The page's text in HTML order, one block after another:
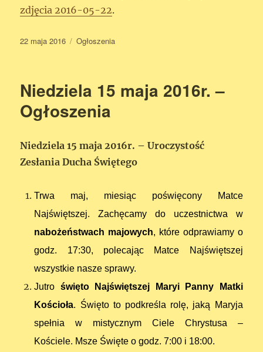
zdjęcia 2016-05-22.
Data
22 maja 2016 Kategorie
Ogłoszenia
Niedziela 15 maja 2016r. –
Ogłoszenia
Niedziela 15 maja 2016r. – Uroczystość
Zesłania Ducha Świętego
Trwa maj, miesiąc poświęcony Matce
Najświętszej. Zachęcamy do uczestnictwa w
nabożeństwach majowych, które odprawiamy o
godz. 17:30, polecając Matce Najświętszej
wszystkie nasze sprawy.
Jutro święto Najświętszej Maryi Panny Matki
Kościoła. Święto to podkreśla rolę, jaką Maryja
spełnia w mistycznym Ciele Chrystusa –
Kościele. Msze Święte o godz. 7:00 i 18:00.